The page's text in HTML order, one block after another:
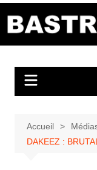
Accueil
DAKEEZ :